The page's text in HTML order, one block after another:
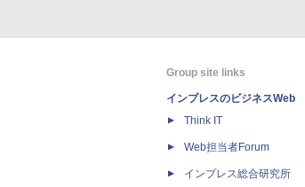
Group site links
インプレスのビジネスWeb
Think IT
Web担当者Forum
インプレス総合研究所